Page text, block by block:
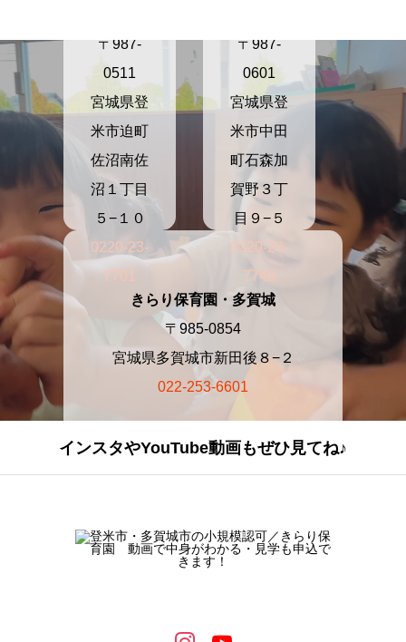
〒987-
0511
宮城県登
米市迫町
佐沼南佐
沼１丁目
５−１０
0220-23-
7701
〒987-
0601
宮城県登
米市中田
町石森加
賀野３丁
目９−５
0220-23-
7748
きらり保育園・多賀城
〒985-0854
宮城県多賀城市新田後８−２
022-253-6601
インスタやYouTube動画もぜひ見てね♪